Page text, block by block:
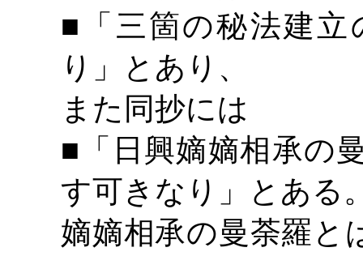
■「三箇の秘法建立
り」とあり、
また同抄には
■「日興嫡嫡相承の
す可きなり」とある
嫡嫡相承の曼荼羅と